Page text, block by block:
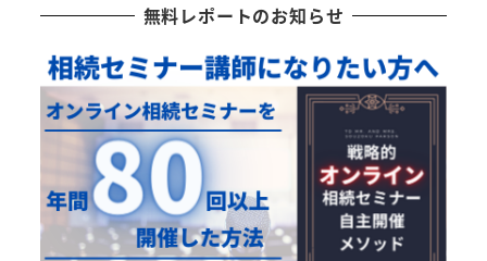
無料レポートのお知らせ